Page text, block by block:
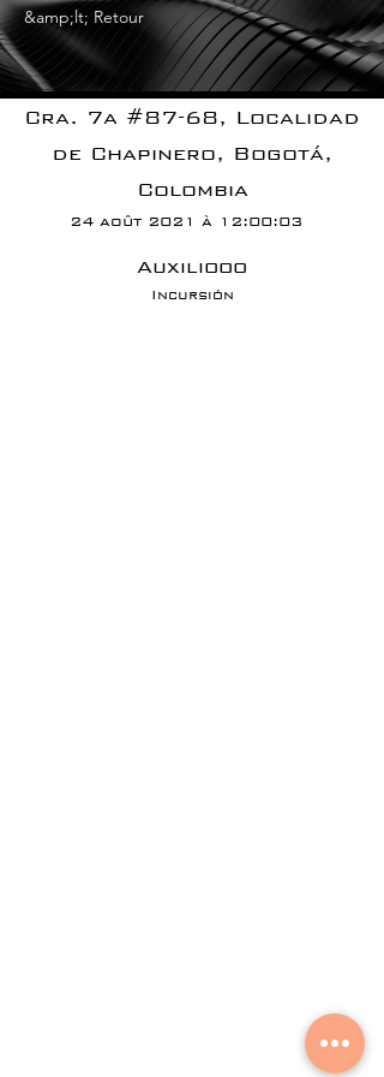
&amp;lt; Retour
Cra. 7a #87-68, Localidad
de Chapinero, Bogotá,
Colombia
24 août 2021 à 12:00:03
Auxiliooo
Incursión